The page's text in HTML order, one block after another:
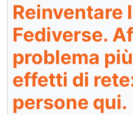
Reinventare
Fediverse.
problema
effetti di
persone qui.